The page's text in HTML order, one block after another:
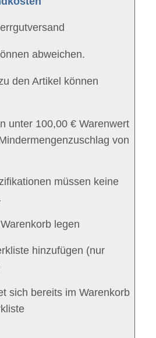
abweichen.
den Artikel können
unter 100,00 € Warenwert
von
müssen keine
legen
hinzufügen (nur
sich bereits im Warenkorb